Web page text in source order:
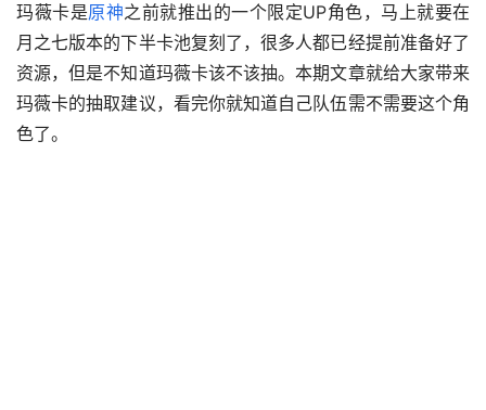
玛薇卡是原神之前就推出的一个限定UP角色，马上就要在
月之七版本的下半卡池复刻了，很多人都已经提前准备好了
资源，但是不知道玛薇卡该不该抽。本期文章就给大家带来
玛薇卡的抽取建议，看完你就知道自己队伍需不需要这个角
色了。